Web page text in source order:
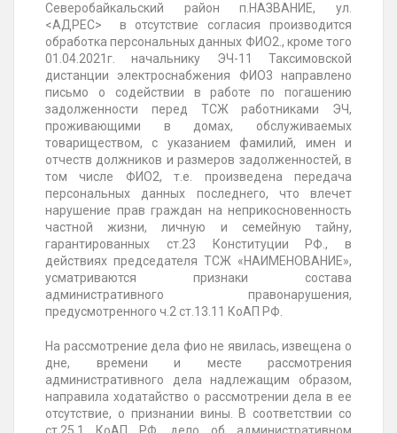
Северобайкальский район п.НАЗВАНИЕ, ул.
<АДРЕС> в отсутствие согласия производится
обработка персональных данных ФИО2., кроме того
01.04.2021г. начальнику ЭЧ-11 Таксимовской
дистанции электроснабжения ФИО3 направлено
письмо о содействии в работе по погашению
задолженности перед ТСЖ работниками ЭЧ,
проживающими в домах, обслуживаемых
товариществом, с указанием фамилий, имен и
отчеств должников и размеров задолженностей, в
том числе ФИО2, т.е. произведена передача
персональных данных последнего, что влечет
нарушение прав граждан на неприкосновенность
частной жизни, личную и семейную тайну,
гарантированных ст.23 Конституции РФ., в
действиях председателя ТСЖ «НАИМЕНОВАНИЕ»,
усматриваются признаки состава
административного правонарушения,
предусмотренного ч.2 ст.13.11 КоАП РФ.
На рассмотрение дела фио не явилась, извещена о
дне, времени и месте рассмотрения
административного дела надлежащим образом,
направила ходатайство о рассмотрении дела в ее
отсутствие, о признании вины. В соответствии со